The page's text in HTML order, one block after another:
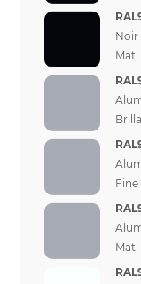
Noir
Mat
Mat